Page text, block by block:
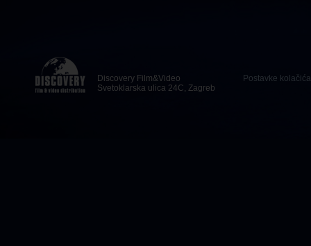
Discovery Film&Video
Svetoklarska ulica 24C, Zagreb
Postavke kolačića